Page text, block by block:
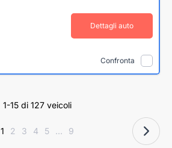
Dettagli auto
Confronta
1-15 di 127 veicoli
1 2 3 4 5 ... 9